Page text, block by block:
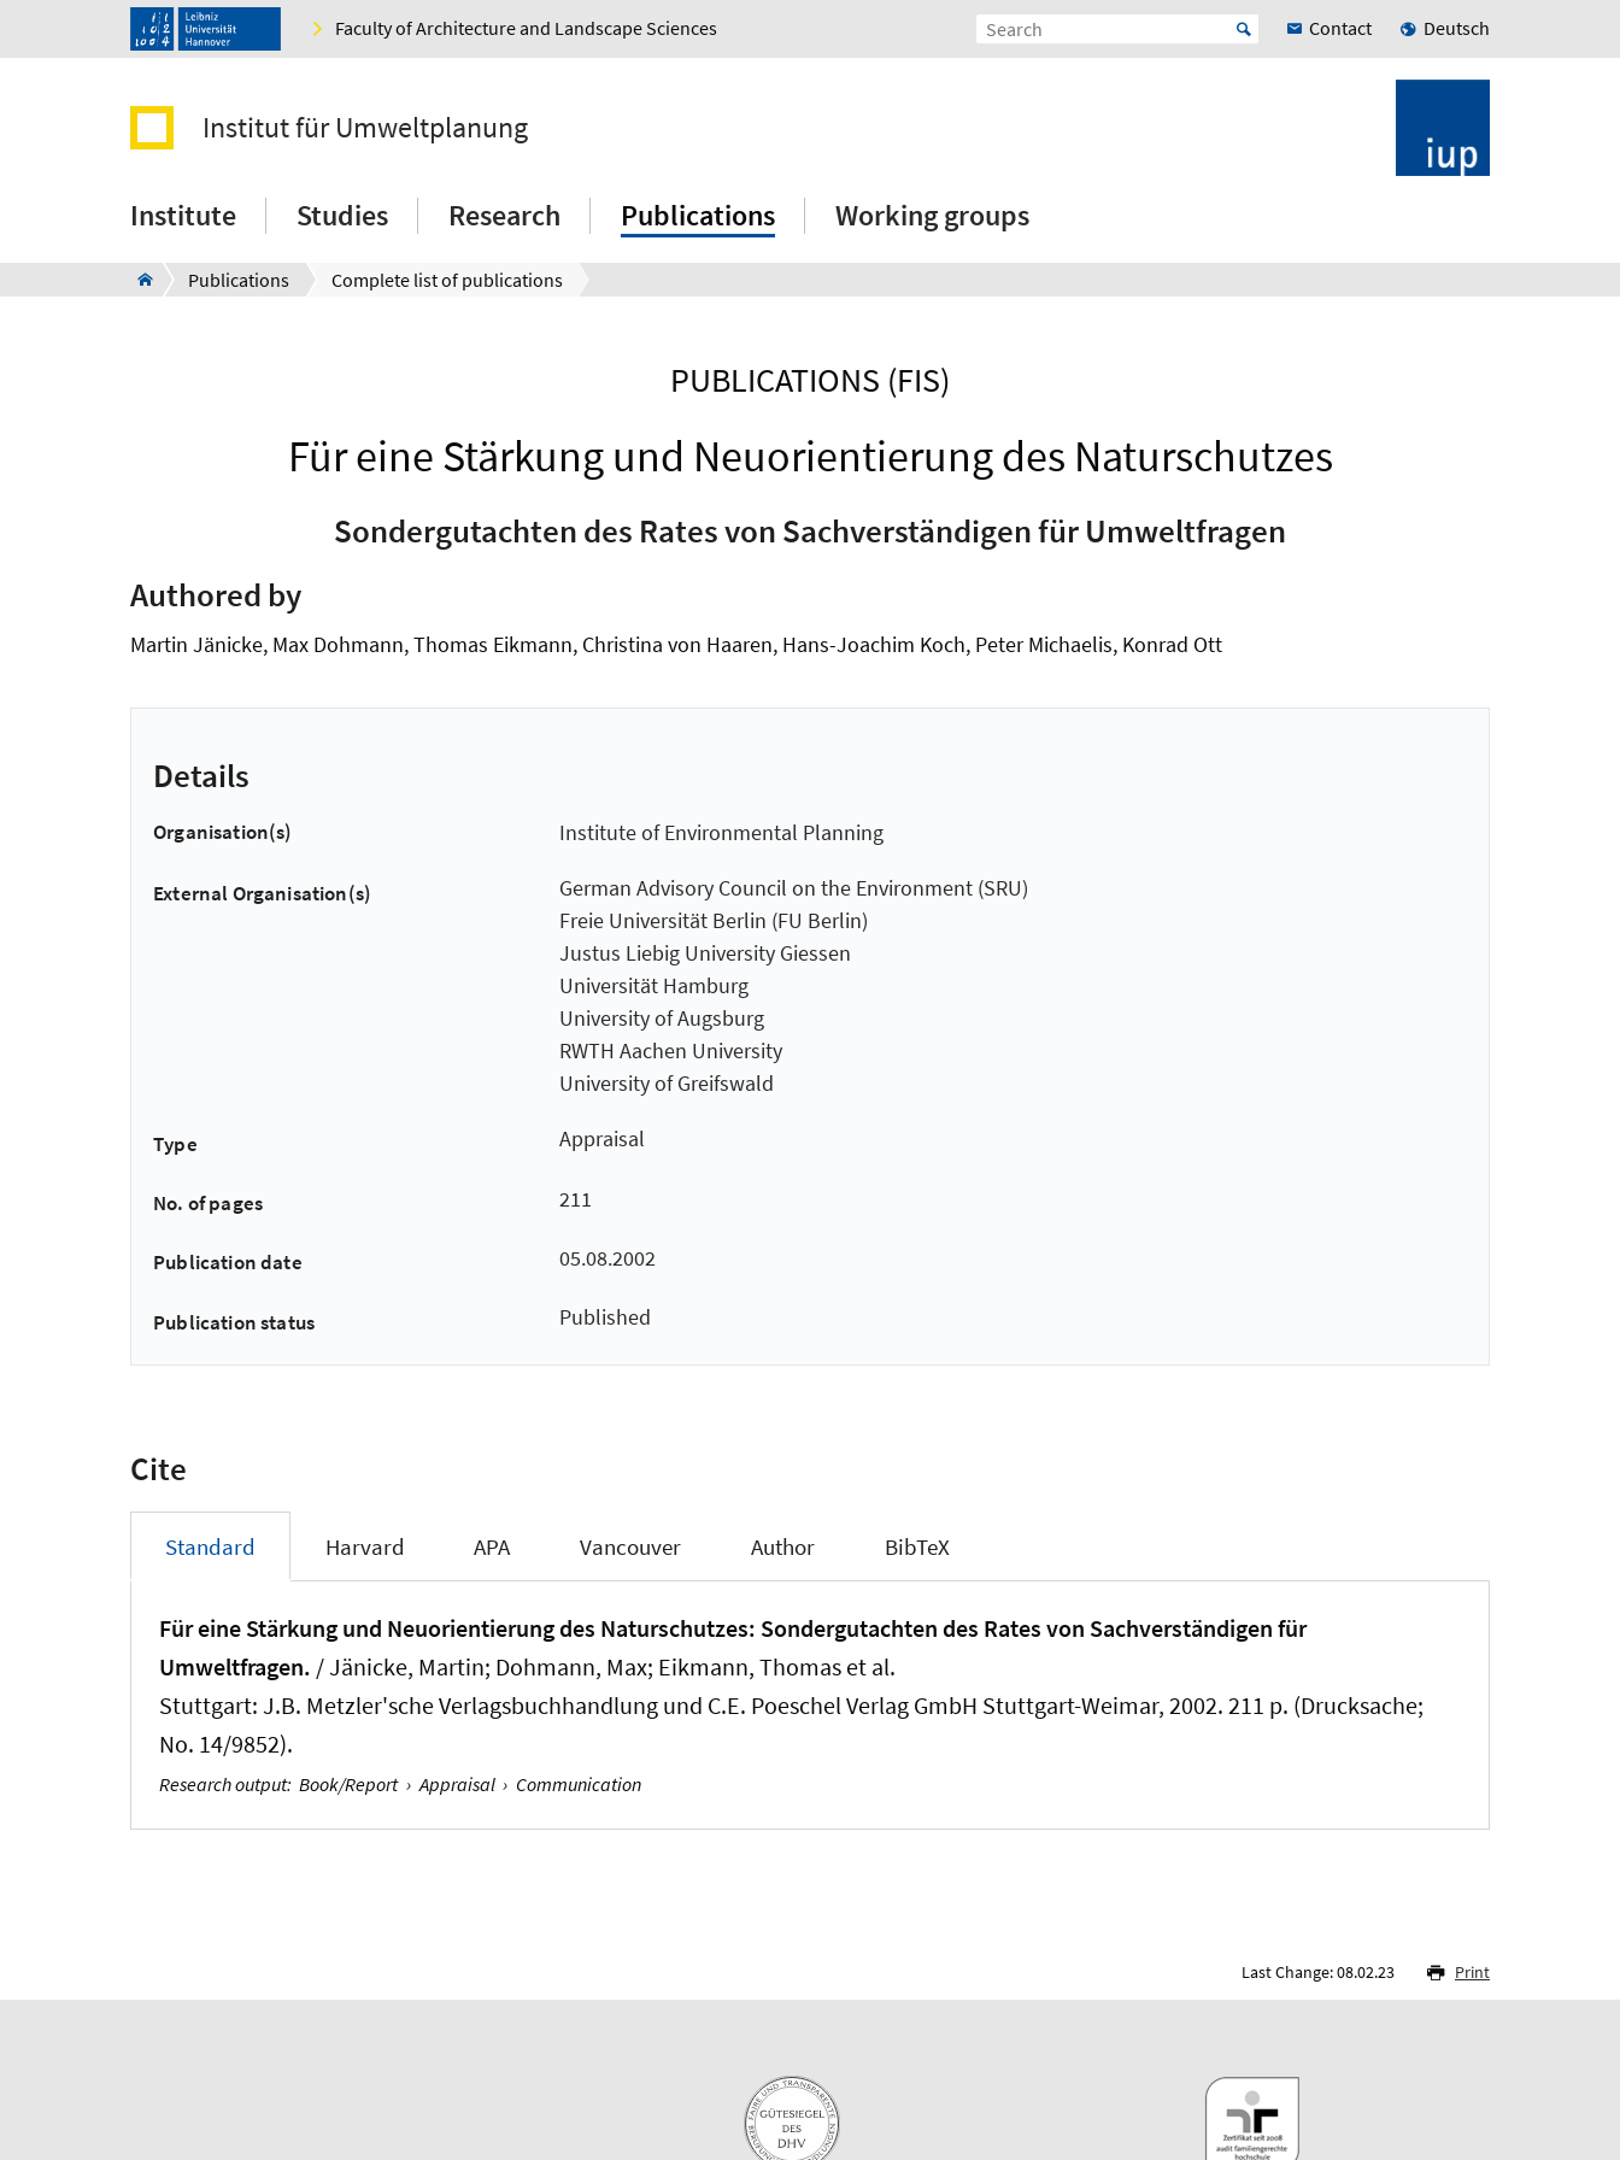
Faculty of Architecture and Landscape Sciences Contact Deutsch
Institut für Umweltplanung
Institute Studies Research Publications Working groups
Publications Complete list of publications
PUBLICATIONS (FIS)
Für eine Stärkung und Neuorientierung des Naturschutzes
Sondergutachten des Rates von Sachverständigen für Umweltfragen
Authored by
Martin Jänicke, Max Dohmann, Thomas Eikmann, Christina von Haaren, Hans-Joachim Koch, Peter Michaelis, Konrad Ott
Details
Organisation(s) Institute of Environmental Planning
External Organisation(s)
German Advisory Council on the Environment (SRU)
Freie Universität Berlin (FU Berlin)
Justus Liebig University Giessen
Universität Hamburg
University of Augsburg
RWTH Aachen University
University of Greifswald
Type Appraisal
No. of pages 211
Publication date 05.08.2002
Publication status Published
Cite
Standard Harvard APA Vancouver Author BibTeX
Für eine Stärkung und Neuorientierung des Naturschutzes: Sondergutachten des Rates von Sachverständigen für
Umweltfragen. / Jänicke, Martin; Dohmann, Max; Eikmann, Thomas et al.
Stuttgart: J.B. Metzler'sche Verlagsbuchhandlung und C.E. Poeschel Verlag GmbH Stuttgart-Weimar, 2002. 211 p. (Drucksache;
No. 14/9852).
Research output: Book/Report › Appraisal › Communication
Last Change: 08.02.23 Print